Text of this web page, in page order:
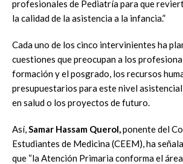
profesionales de Pediatría para que
la calidad de la asistencia a la infancia.”
Cada uno de los cinco intervinientes ha
cuestiones que preocupan a los
formación y el posgrado, los recursos
presupuestarios para este nivel
en salud o los proyectos de futuro.
Así,Samar Hassam Querol,ponente del
Estudiantes de Medicina (CEEM), ha
que “la Atención Primaria conforma el